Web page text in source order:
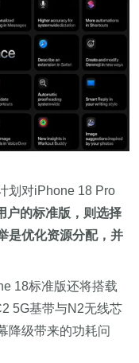
划对iPhone 18 Pro
户的标准版，则选择
是优化资源分配，并
18标准版还将搭载
5G基带与N2无线芯
降级带来的功耗问